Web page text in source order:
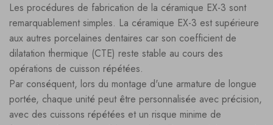
Les procédures de fabrication de la céramique EX-3 sont
remarquablement simples. La céramique EX-3 est supérieure
aux autres porcelaines dentaires car son coefficient de
dilatation thermique (CTE) reste stable au cours des
opérations de cuisson répétées.
Par conséquent, lors du montage d'une armature de longue
portée, chaque unité peut être personnalisée avec précision,
avec des cuissons répétées et un risque minime de